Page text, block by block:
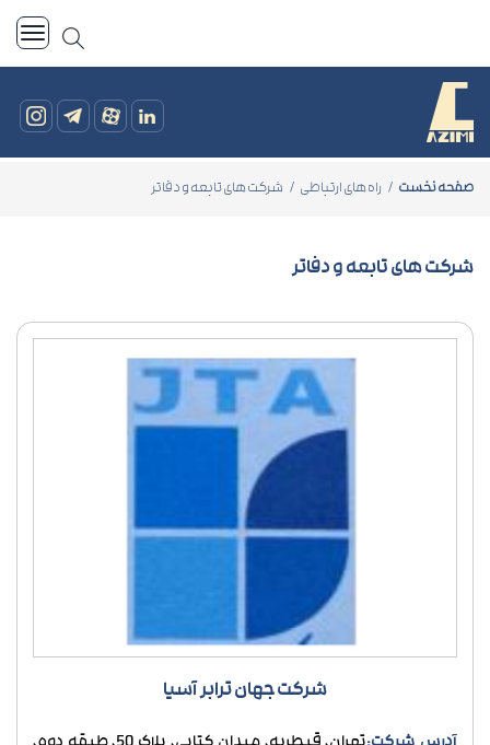
صفحه نخست راه های ارتباطی شرکت های تابعه و دفاتر
شرکت های تابعه و دفاتر
شرکت جهان ترابر آسیا